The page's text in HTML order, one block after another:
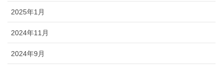
2025年1月
2024年11月
2024年9月